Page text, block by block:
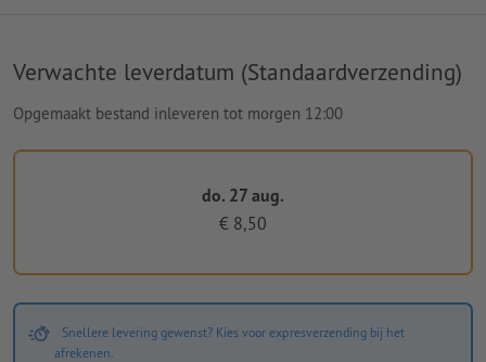
Verwachte leverdatum (Standaardverzending)
Opgemaakt bestand inleveren tot morgen 12:00
do. 27 aug.
€ 8,50
Snellere levering gewenst? Kies voor expresverzending bij het
afrekenen.